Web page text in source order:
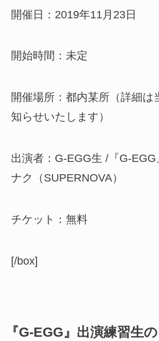
開催日：2019年11月23日
開始時間：未定
開催場所：都内某所（詳細は
知らせいたします）
出演者：G-EGG生 /『G-
ナク（SUPERNOVA）
チケット： 無料
[/box]
『G-EGG』出演練習生